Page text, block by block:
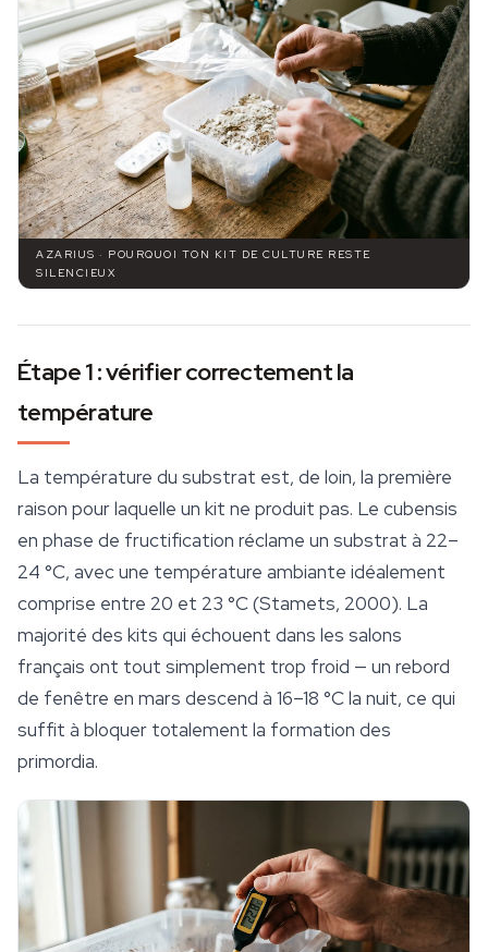
AZARIUS · POURQUOI TON KIT DE CULTURE RESTE
SILENCIEUX
Étape 1 : vérifier correctement la
température
La température du substrat est, de loin, la première
raison pour laquelle un kit ne produit pas. Le cubensis
en phase de fructification réclame un substrat à 22–
24 °C, avec une température ambiante idéalement
comprise entre 20 et 23 °C (Stamets, 2000). La
majorité des kits qui échouent dans les salons
français ont tout simplement trop froid — un rebord
de fenêtre en mars descend à 16–18 °C la nuit, ce qui
suffit à bloquer totalement la formation des
primordia.